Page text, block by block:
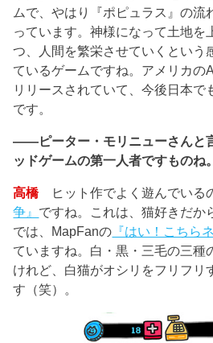
ムで、やはり『ポピュラス』の流
っています。神様になって土地を
つ、人間を繁栄させていくという
ているゲームですね。アメリカの
リリースされていて、今後日本で
です。
――ピーター・モリニューさんと
ッドゲームの第一人者ですものね。
高橋ヒット作でよく遊んでいる
争』 ですね。これは、猫好きだか
では、MapFanの 『はい！こちら
ていますね。白・黒・三毛の三種
けれど、白猫がオシリをフリフリ
す（笑）。